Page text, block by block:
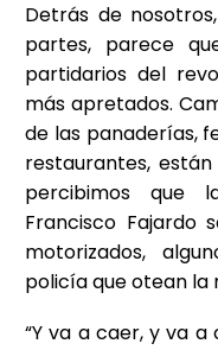
Detrás de
partes, parece
partidarios del
más apretados.
de las panaderías,
restaurantes,
percibimos que
Francisco Fajardo
motorizados,
policía que otean la
“Y va a caer, y va